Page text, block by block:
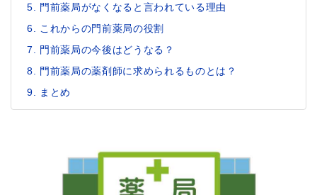
門前薬局がなくなると言われている理由
これからの門前薬局の役割
門前薬局の今後はどうなる？
門前薬局の薬剤師に求められるものとは？
まとめ